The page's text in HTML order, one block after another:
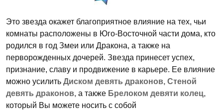
Это звезда окажет благоприятное влияние на тех, чьи
комнаты расположены в Юго-Восточной части дома, кто
родился в год Змеи или Дракона, а также на
перворожденных дочерей. Звезда принесет успех,
признание, славу и продвижение в карьере. Ее влияние
можно усилить Диском девять драконов, Стеной
девять драконов, а также Брелоком девяти колец,
который Вы можете носить с собой